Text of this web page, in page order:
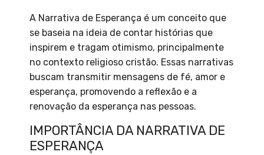
A Narrativa de Esperança é um conceito que
se baseia na ideia de contar histórias que
inspirem e tragam otimismo, principalmente
no contexto religioso cristão. Essas narrativas
buscam transmitir mensagens de fé, amor e
esperança, promovendo a reflexão e a
renovação da esperança nas pessoas.
IMPORTÂNCIA DA NARRATIVA DE
ESPERANÇA